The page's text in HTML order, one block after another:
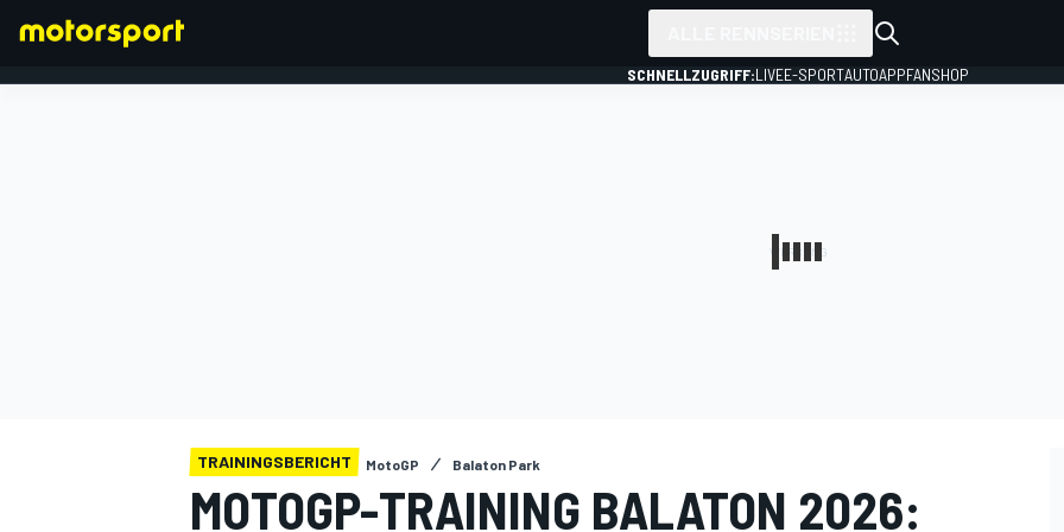
SCHNELLZUGRIFF:LIVEE-SPORTAUTOAPPFANSHOP
TRAININGSBERICHT MotoGP Balaton Park
MOTOGP-TRAINING BALATON 2026: